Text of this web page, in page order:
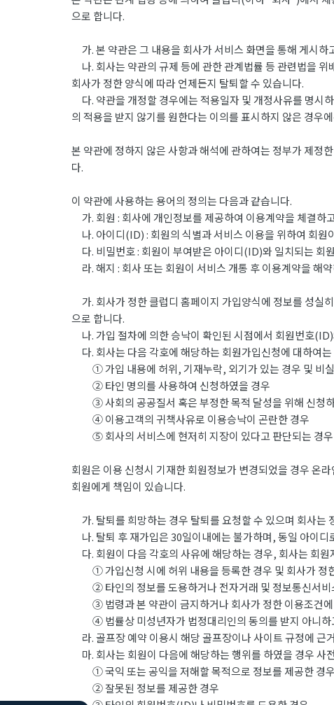
으로 합니다.
가. 본 약관은 그 내용을 회사가 서비스 화면을 통해 게시
나. 회사는 약관의 규제 등에 관한 관계법률 등 관련법을
회사가 정한 양식에 따라 언제든지 탈퇴할 수 있습니다.
다. 약관을 개정할 경우에는 적용일자 및 개정사유를 명시
의 적용을 받지 않기를 원한다는 이의를 표시하지 않은 경우
본 약관에 정하지 않은 사항과 해석에 관하여는 정부가 제정
다.
이 약관에 사용하는 용어의 정의는 다음과 같습니다.
가. 회원 : 회사에 개인정보를 제공하여 이용계약을 체결
나. 아이디(ID) : 회원의 식별과 서비스 이용을 위하여 회원
다. 비밀번호 : 회원이 부여받은 아이디(ID)와 일치되는 회
라. 해지 : 회사 또는 회원이 서비스 개통 후 이용계약을 해
가. 회사가 정한 클럽디 홈페이지 가입양식에 정보를 성실
으로 합니다.
나. 가입 절차에 의한 승낙이 확인된 시점에서 회원번호
다. 회사는 다음 각호에 해당하는 회원가입신청에 대하여
① 가입 내용에 허위, 기재누락, 외기가 있는 경우 및 비
② 타인 명의를 사용하여 신청하였을 경우
③ 사회의 공공질서 혹은 부정한 목적 달성을 위해 신청
④ 이용고객의 귀책사유로 이용승낙이 곤란한 경우
⑤ 회사의 서비스에 현저히 지장이 있다고 판단되는 경우
회원은 이용 신청시 기재한 회원정보가 변경되었을 경우 온
회원에게 책임이 있습니다.
가. 탈퇴를 희망하는 경우 탈퇴를 요청할 수 있으며 회사는
나. 탈퇴 후 재가입은 30일이내에는 불가하며, 동일 아이디
다. 회원이 다음 각호의 사유에 해당하는 경우, 회사는 회
① 가입신청 시에 허위 내용을 등록한 경우 및 회사가 정
② 타인의 정보를 도용하거나 전자거래 및 정보통신서비
③ 법령과 본 약관이 금지하거나 회사가 정한 이용조건에
④ 법률상 미성년자가 법정대리인의 동의를 받지 아니하
라. 골프장 예약 이용시 해당 골프장이나 사이트 규정에 근
마. 회사는 회원이 다음에 해당하는 행위를 하였을 경우 사
① 국익 또는 공익을 저해할 목적으로 정보를 제공한 경우
② 잘못된 정보를 제공한 경우